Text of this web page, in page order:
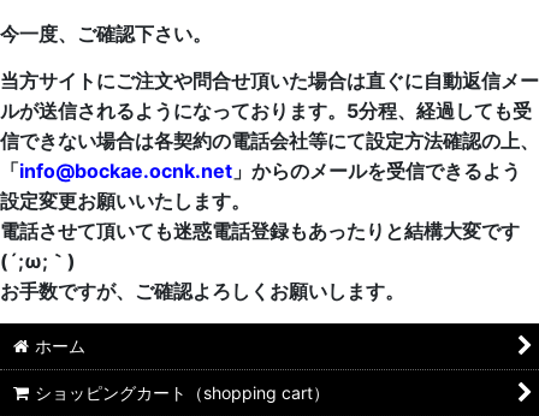
今一度、ご確認下さい。
当方サイトにご注文や問合せ頂いた場合は直ぐに自動返信メー
ルが送信されるようになっております。5分程、経過しても受
信できない場合は各契約の電話会社等にて設定方法確認の上、
「info@bockae.ocnk.net 」からのメールを受信できるよう
設定変更お願いいたします。
電話させて頂いても迷惑電話登録もあったりと結構大変です
(´;ω;｀)
お手数ですが、ご確認よろしくお願いします。
ホーム
ショッピングカート（shopping cart）